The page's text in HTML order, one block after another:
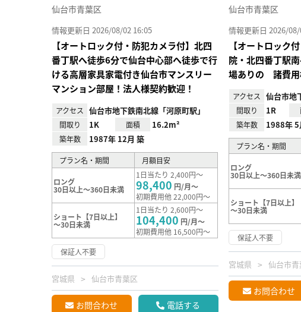
仙台市青葉区
情報更新日 2026/08/02 16:05
【オートロック付・防犯カメラ付】北四
番丁駅へ徒歩6分で仙台中心部へ徒歩で行
ける高層家具家電付き仙台市マンスリー
マンション部屋！法人様契約歓迎！
アクセス 仙台市地下鉄南北線「河原町駅」
間取り 1K 面積 16.2m²
築年数 1987年 12月 築
プラン名・期間 月額目安
ロング
30日以上～360日未満
1日当たり 2,400円～
98,400 円/月～
初期費用他 22,000円～
ショート【7日以上】
～30日未満
1日当たり 2,600円～
104,400 円/月～
初期費用他 16,500円～
保証人不要
宮城県 仙台市青葉区
お問合わせ 電話する
仙台市青葉区
情報更新日 2026/
【オートロック
院・北四番丁駅
場ありの 諸費用
アクセス 仙台市地
間取り 1R
築年数 1988年 5
プラン名・期間
ロング
30日以上～360日未満
ショート【7日以上】
～30日未満
保証人不要
宮城県 仙台市青
お問合わせ